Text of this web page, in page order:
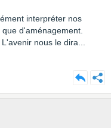
interpréter nos
d'aménagement.
nous le dira...